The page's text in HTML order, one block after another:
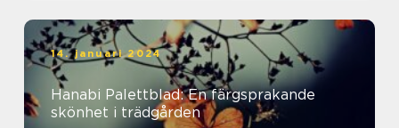
14. januari 2024
Hanabi Palettblad: En färgsprakande
skönhet i trädgården